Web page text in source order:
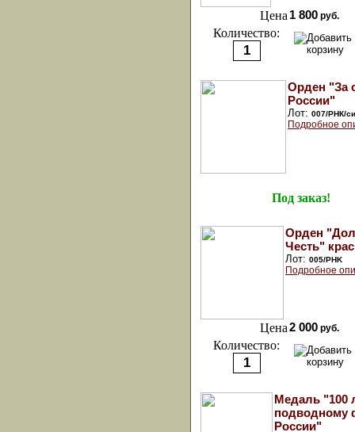
Цена 1 800 руб.
Количество:
Орден "За
России"
Лот: 007/РНК/
Подробное
Под заказ!
Орден
Честь"
Лот: 005/PHK
Подробное
Цена2 000 руб.
Количество:
Медаль "100
подводному
России"